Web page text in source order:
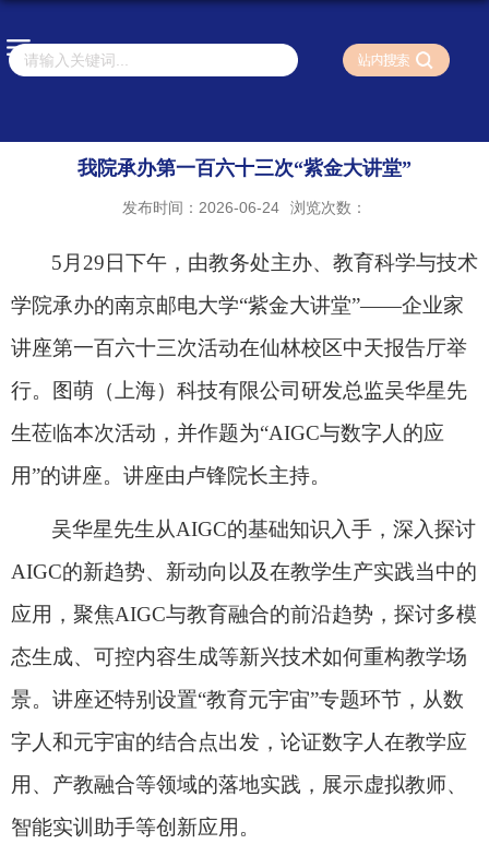
我院承办第一百六十三次“紫金大讲堂”
发布时间：2026-06-24 浏览次数：
5 月 29 日下午，由教务处主办、教育科学与技术
学院承办的南京邮电大学“紫金大讲堂”——企业家
讲座第一百六十三次活动在仙林校区中天报告厅举
行。图萌（上海）科技有限公司研发总监吴华星先
生莅临本次活动，并作题为“AIGC与数字人的应
用”的讲座。讲座由卢锋院长主持。
吴华星先生从AIGC的基础知识入手，深入探讨
AIGC的新趋势、新动向以及在教学生产实践当中的
应用，聚焦AIGC与教育融合的前沿趋势，探讨多模
态生成、可控内容生成等新兴技术如何重构教学场
景。讲座还特别设置“教育元宇宙”专题环节，从数
字人和元宇宙的结合点出发，论证数字人在教学应
用、产教融合等领域的落地实践，展示虚拟教师、
智能实训助手等创新应用。